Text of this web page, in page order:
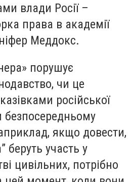
влади Росії –
права в академії
Меддокс.
порушує
чи це
російської
якщо довести,
беруть участь у
цивільних, потрібно